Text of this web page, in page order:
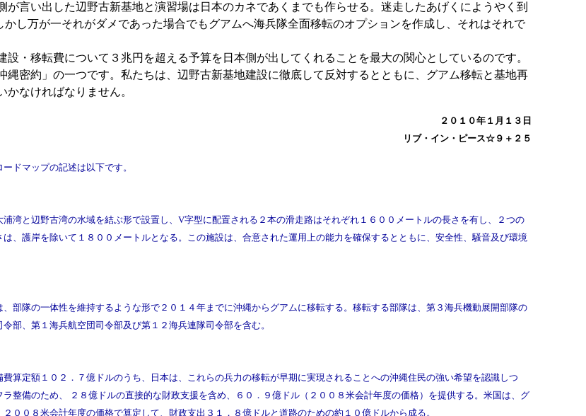
言い出した辺野古新基地と演習場は日本のカネであくまでも作らせる。迷走したあげくにようやく到
し万が一それがダメであった場合でもグアムへ海兵隊全面移転のオプションを作成し、それはそれで
・移転費について３兆円を超える予算を日本側が出してくれることを最大の関心としているのです。
密約」の一つです。私たちは、辺野古新基地建設に徹底して反対するとともに、グアム移転と基地再
なければなりません。
２０１０年１月１３日
リブ・イン・ピース☆９＋２５
ドマップの記述は以下です。
湾と辺野古湾の水域を結ぶ形で設置し、V字型に配置される２本の滑走路はそれぞれ１６００メートルの長さを有し、２つの
、護岸を除いて１８００メートルとなる。この施設は、合意された運用上の能力を確保するとともに、安全性、騒音及び環境
部隊の一体性を維持するような形で２０１４年までに沖縄からグアムに移転する。移転する部隊は、第３海兵機動展開部隊の
部、第１海兵航空団司令部及び第１２海兵連隊司令部を含む。
算定額１０２．７億ドルのうち、日本は、これらの兵力の移転が早期に実現されることへの沖縄住民の強い希望を認識しつ
整備のため、 ２８億ドルの直接的な財政支援を含め、６０．９億ドル（２００８米会計年度の価格）を提供する。米国は、グ
００８米会計年度の価格で算定して、財政支出３１．８億ドルと道路のための約１０億ドルから成る。